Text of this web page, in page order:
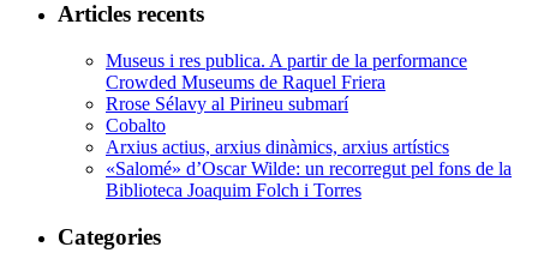
Articles recents
Museus i res publica. A partir de la performance
Crowded Museums de Raquel Friera
Rrose Sélavy al Pirineu submarí
Cobalto
Arxius actius, arxius dinàmics, arxius artístics
«Salomé» d’Oscar Wilde: un recorregut pel fons de la
Biblioteca Joaquim Folch i Torres
Categories